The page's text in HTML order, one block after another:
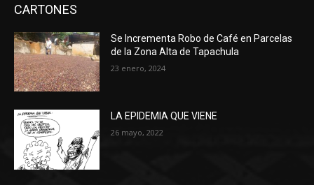
CARTONES
Se Incrementa Robo de Café en Parcelas
de la Zona Alta de Tapachula
23 enero, 2024
LA EPIDEMIA QUE VIENE
26 mayo, 2022